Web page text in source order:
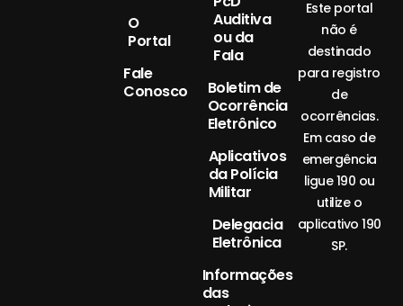
O
Portal
Fale
Conosco
Auditiva
ou da
Fala
Boletim de
Ocorrência
Eletrônico
Aplicativos
da Polícia
Militar
Delegacia
Eletrônica
Informações
das
Este portal
não é
destinado
para registro
de
ocorrências.
Em caso de
emergência
ligue 190 ou
utilize o
aplicativo 190
SP.